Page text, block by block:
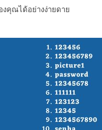
คุณได้อย่างง่ายดาย